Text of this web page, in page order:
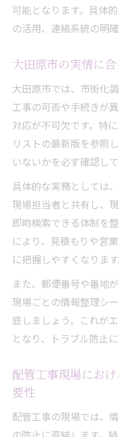
可能となります。具体
の活用、連絡系統の明
大田原市の実情に
大田原市では、市街化
工事の可否や手続きが
対応が不可欠です。特
リストの最新版を参照
いないかを必ず確認して
具体的な実務としては
現場担当者と共有し、
即時検索できる体制を
により、見積もりや営
に把握しやすくなります
また、郵便番号や番地
現場ごとの情報整理シ
底しましょう。これが
となり、トラブル防止に
配管工事現場にお
要性
配管工事の現場では、